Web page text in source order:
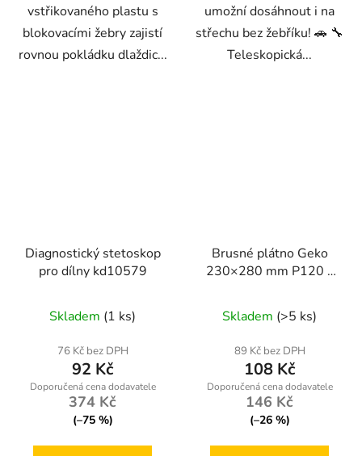
vstřikovaného plastu s
blokovacími žebry zajistí
rovnou pokládku dlaždic...
umožní dosáhnout i na
střechu bez žebříku! 🚗 🔧
Teleskopická...
Diagnostický stetoskop
pro dílny kd10579
Skladem (1 ks)
76 Kč bez DPH
92 Kč
374 Kč
(–75 %)
Brusné plátno Geko
230×280 mm P120 -
dokončovací práce
Skladem (>5 ks)
89 Kč bez DPH
108 Kč
146 Kč
(–26 %)